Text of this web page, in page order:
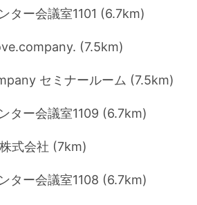
ター会議室1101 (6.7km)
(7.5km)
セミナールーム (7.5km)
ター会議室1109 (6.7km)
式会社 (7km)
ター会議室1108 (6.7km)